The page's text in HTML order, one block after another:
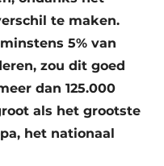
te maken.
5% van
zou dit goed
dan 125.000
als het grootste
het nationaal